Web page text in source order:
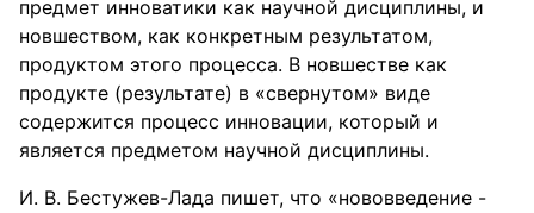
предмет инноватики как научной дисциплины, и
новшеством, как конкретным результатом,
продуктом этого процесса. В новшестве как
продукте (результате) в «свернутом» виде
содержится процесс инновации, который и
является предметом научной дисциплины.
И. В. Бестужев-Лада пишет, что «нововведение -